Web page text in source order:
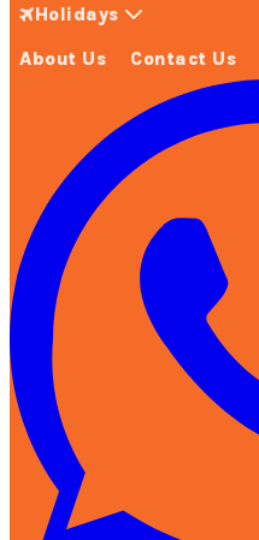
Holidays
About Us Contact Us